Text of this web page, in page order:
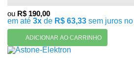
ou R$ 190,00
em até 3x de R$ 63,33 sem juros
ADICIONAR AO CARRINHO